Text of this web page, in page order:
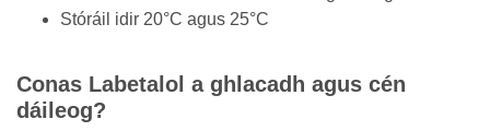
Stóráil idir 20°C agus 25°C
Conas Labetalol a ghlacadh agus cén
dáileog?